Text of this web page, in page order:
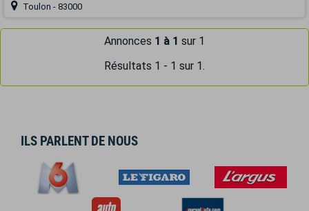
Toulon - 83000
Annonces 1 à 1 sur 1
Résultats 1 - 1 sur 1.
ILS PARLENT DE NOUS